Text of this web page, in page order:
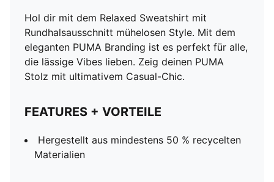
Hol dir mit dem Relaxed Sweatshirt mit
Rundhalsausschnitt mühelosen Style. Mit dem
eleganten PUMA Branding ist es perfekt für alle,
die lässige Vibes lieben. Zeig deinen PUMA
Stolz mit ultimativem Casual-Chic.
FEATURES + VORTEILE
Hergestellt aus mindestens 50 % recycelten
Materialien